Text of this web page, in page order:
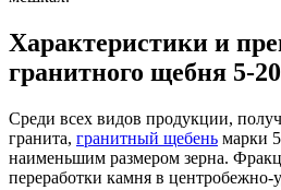
Характеристики и
гранитного щебня 5-20
Среди всех видов продукции,
гранита, гранитный щебень марки
наименьшим размером зерна.
переработки камня в центробежно-